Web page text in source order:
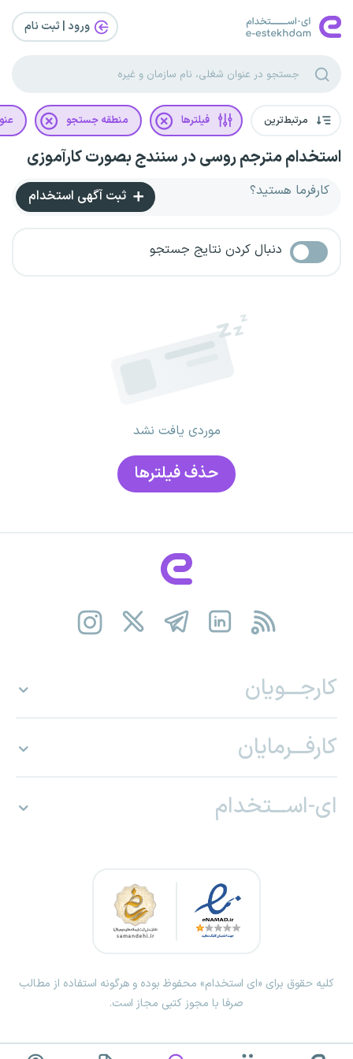
ورود | ثبت‌ نام
مرتبط‌ترین فیلترها منطقه جستجو
استخدام مترجم روسی در سنندج بصورت کارآموزی
کارفرما هستید؟ ثبت آگهی استخدام
دنبال کردن نتایج جستجو
موردی یافت نشد
حذف فیلتر‌ها
کارجـــویان
کارفـــرمایان
ای-اســـتخدام
کلیه حقوق برای «ای استخدام» محفوظ بوده و هرگونه استفاده از مطالب
صرفا با مجوز کتبی مجاز است.